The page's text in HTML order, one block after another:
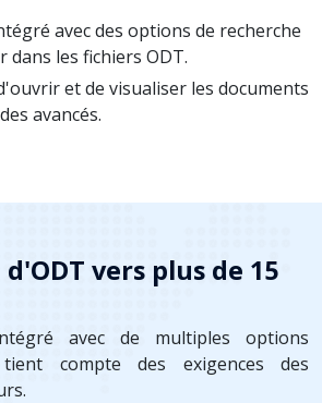
avec des options de recherche
dans les fichiers ODT.
et de visualiser les documents
avancés.
vers plus de 15
avec de multiples options
compte des exigences des